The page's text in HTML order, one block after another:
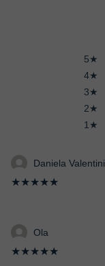
5★
4★
3★
2★
1★
Daniela Valentini
★★★★★
Ola
★★★★★